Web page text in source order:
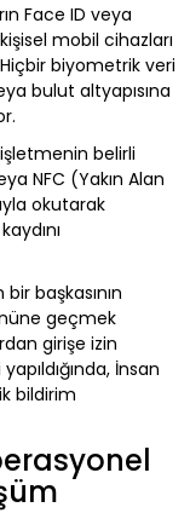
Face ID veya
mobil cihazları
biyometrik veri
bulut altyapısına
belirli
NFC (Yakın Alan
okutarak
başkasının
geçmek
girişe izin
İnsan
bildirim